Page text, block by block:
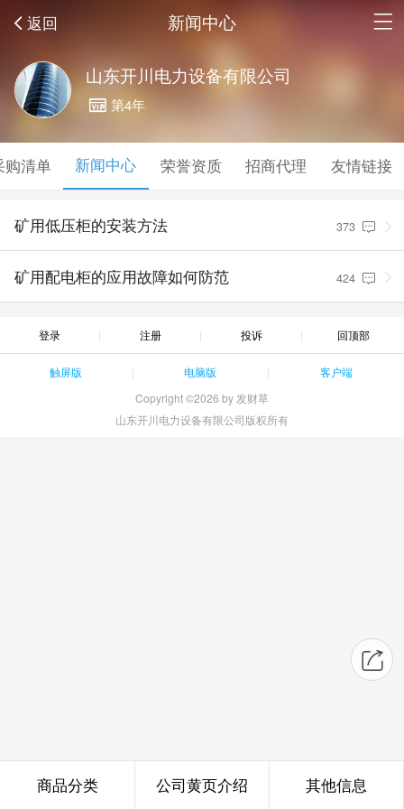
返回 新闻中心
山东开川电力设备有限公司
第4年
购清单 新闻中心 荣誉资质 招商代理 友情链接
矿用低压柜的安装方法 373
矿用配电柜的应用故障如何防范 424
登录 注册 投诉 回顶部
触屏版 电脑版
客户端
Copyright ©2026 by 发财草
山东开川电力设备有限公司版权所有
商品分类 公司黄页介绍 其他信息